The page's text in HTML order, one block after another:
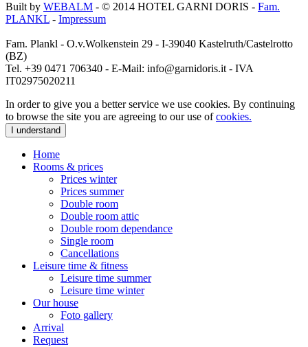
Built by WEBALM - © 2014 HOTEL GARNI DORIS - Fam.
PLANKL - Impressum
Fam. Plankl - O.v.Wolkenstein 29 - I-39040 Kastelruth/Castelrotto
(BZ)
Tel. +39 0471 706340 - E-Mail: info@garnidoris.it - IVA
IT02975020211
In order to give you a better service we use cookies. By continuing
to browse the site you are agreeing to our use ofcookies.
I understand
Home
Rooms & prices
Prices winter
Prices summer
Double room
Double room attic
Double room dependance
Single room
Cancellations
Leisure time & fitness
Leisure time summer
Leisure time winter
Our house
Foto gallery
Arrival
Request